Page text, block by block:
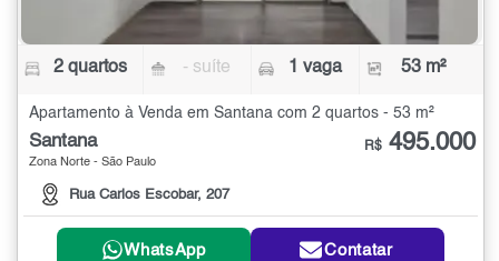
2 quartos - suíte 1 vaga 53 m²
Apartamento à Venda em Santana com 2 quartos - 53 m²
Santana
Zona Norte - São Paulo
Rua Carlos Escobar, 207
R$ 495.000
WhatsApp Contatar